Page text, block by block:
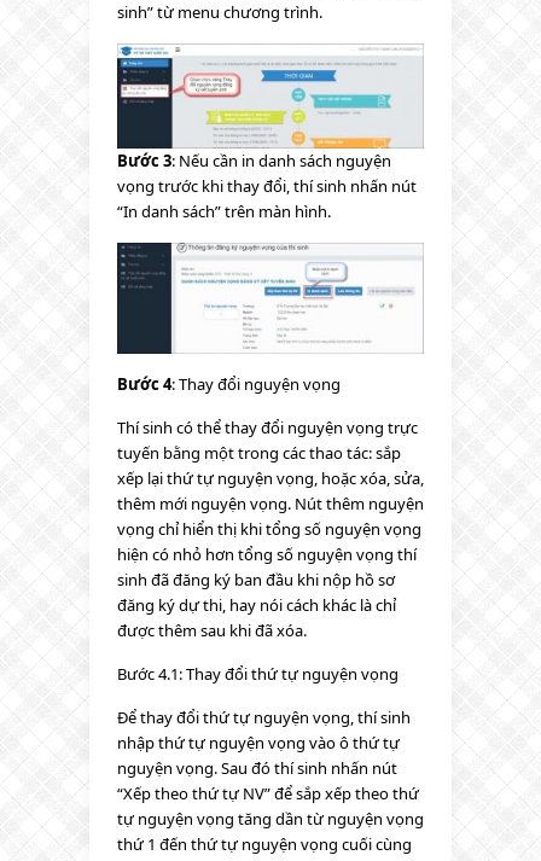
sinh” từ menu chương trình.
Bước 3: Nếu cần in danh sách nguyện
vọng trước khi thay đổi, thí sinh nhấn nút
“In danh sách” trên màn hình.
Bước 4: Thay đổi nguyện vọng
Thí sinh có thể thay đổi nguyện vọng trực
tuyến bằng một trong các thao tác: sắp
xếp lại thứ tự nguyện vọng, hoặc xóa, sửa,
thêm mới nguyện vọng. Nút thêm nguyện
vọng chỉ hiển thị khi tổng số nguyện vọng
hiện có nhỏ hơn tổng số nguyện vọng thí
sinh đã đăng ký ban đầu khi nộp hồ sơ
đăng ký dự thi, hay nói cách khác là chỉ
được thêm sau khi đã xóa.
Bước 4.1: Thay đổi thứ tự nguyện vọng
Để thay đổi thứ tự nguyện vọng, thí sinh
nhập thứ tự nguyện vọng vào ô thứ tự
nguyện vọng. Sau đó thí sinh nhấn nút
“Xếp theo thứ tự NV” để sắp xếp theo thứ
tự nguyện vọng tăng dần từ nguyện vọng
thứ 1 đến thứ tự nguyện vọng cuối cùng